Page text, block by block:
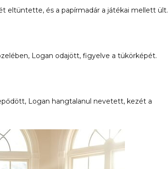
eltüntette, és a papírmadár a játékai mellett ült.
Logan odajött, figyelve a tükörképét.
Logan hangtalanul nevetett, kezét a